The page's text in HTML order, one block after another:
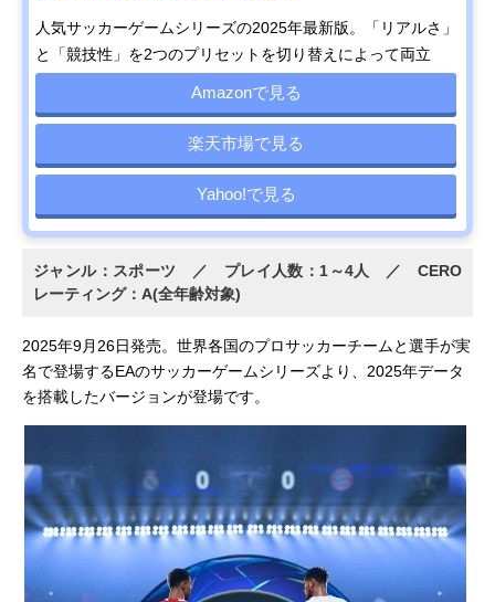
人気サッカーゲームシリーズの2025年最新版。「リアルさ」
と「競技性」を2つのプリセットを切り替えによって両立
Amazonで見る
楽天市場で見る
Yahoo!で見る
ジャンル：スポーツ ／ プレイ人数：1～4人 ／ CERO
レーティング：A(全年齢対象)
2025年9月26日発売。世界各国のプロサッカーチームと選手が実
名で登場するEAのサッカーゲームシリーズより、2025年データ
を搭載したバージョンが登場です。